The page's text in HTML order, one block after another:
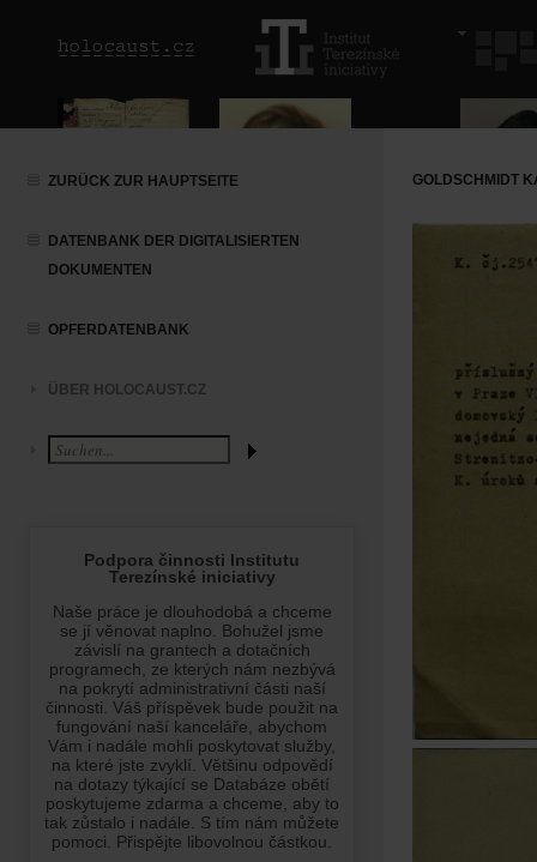
ZURÜCK ZUR HAUPTSEITE
DATENBANK DER DIGITALISIERTEN
DOKUMENTEN
OPFERDATENBANK
ÜBER HOLOCAUST.CZ
GOLDSCHMIDT